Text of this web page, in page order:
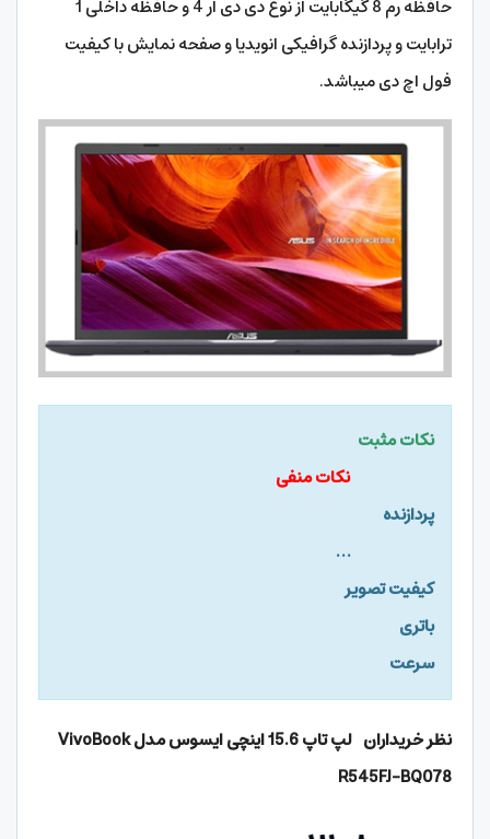
حافظه رم 8 گیگابایت از نوع دی دی آر 4 و حافظه داخلی 1
ترابایت و پردازنده گرافیکی انویدیا و صفحه نمایش با کیفیت
فول اچ دی میباشد.
نکات مثبت
نکات منفی
پردازنده
…
کیفیت تصویر
باتری
سرعت
نظر خریداران لپ تاپ 15.6 اینچی ایسوس مدل VivoBook
R545FJ-BQ078